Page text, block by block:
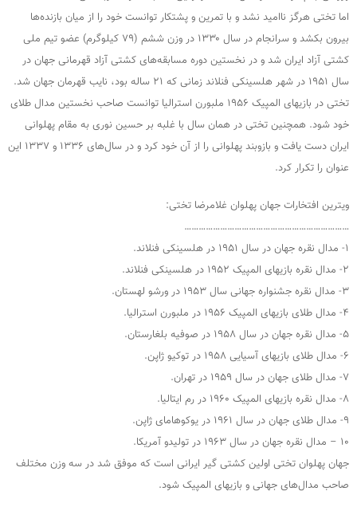
اما تختی هرگز ناامید نشد و با تمرین و پشتکار توانست خود را از میان بازنده‌ها
بیرون بکشد و سرانجام در سال ۱۳۳۰ در وزن ششم (۷۹ کیلوگرم) عضو تیم ملی
کشتی آزاد ایران شد و در نخستین دوره مسابقه‌های کشتی آزاد قهرمانی جهان در
سال ۱۹۵۱ در شهر هلسینکی فنلاند زمانی که ۲۱ ساله بود، نایب قهرمان جهان شد.
تختی در بازیهای المپیک ۱۹۵۶ ملبورن استرالیا توانست صاحب نخستین مدال طلای
خود شود. همچنین تختی در همان سال با غلبه بر حسین نوری به مقام پهلوانی
ایران دست یافت و بازوبند پهلوانی را از آن خود کرد و در سال‌های ۱۳۳۶ و ۱۳۳۷ این
عنوان را تکرار کرد.
ویترین افتخارات جهان پهلوان غلامرضا تختی:
……………………………………………………………
۱- مدال نقره جهان در سال ۱۹۵۱ در هلسینکی فنلاند.
۲- مدال نقره بازیهای المپیک ۱۹۵۲ در هلسینکی فنلاند.
۳- مدال نقره جشنواره جهانی سال ۱۹۵۳ در ورشو لهستان.
۴- مدال طلای بازیهای المپیک ۱۹۵۶ در ملبورن استرالیا.
۵- مدال نقره جهان در سال ۱۹۵۸ در صوفیه بلغارستان.
۶- مدال طلای بازیهای آسیایی ۱۹۵۸ در توکیو ژاپن.
۷- مدال طلای جهان در سال ۱۹۵۹ در تهران.
۸- مدال نقره بازیهای المپیک ۱۹۶۰ در رم ایتالیا.
۹- مدال طلای جهان در سال ۱۹۶۱ در یوکوهامای ژاپن.
۱۰ – مدال نقره جهان در سال ۱۹۶۳ در تولیدو آمریکا.
جهان پهلوان تختی اولین کشتی گیر ایرانی است که موفق شد در سه وزن مختلف
صاحب مدال‌های جهانی و بازیهای المپیک شود.